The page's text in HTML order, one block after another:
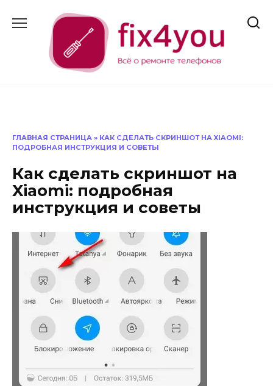
содержанию
ГЛАВНАЯ СТРАНИЦА » КАК СДЕЛАТЬ СКРИНШОТ НА XIAOMI:
ПОДРОБНАЯ ИНСТРУКЦИЯ И СОВЕТЫ
Как сделать скриншот на
Xiaomi: подробная
инструкция и советы